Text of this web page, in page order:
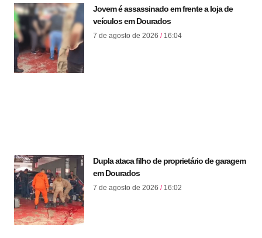
Jovem é assassinado em frente a loja de
veículos em Dourados
7 de agosto de 2026 16:04
Dupla ataca filho de proprietário de garagem
em Dourados
7 de agosto de 2026 16:02